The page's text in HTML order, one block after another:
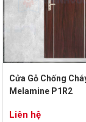
Cửa Gỗ Chống
Melamine P1R2
Liên hệ